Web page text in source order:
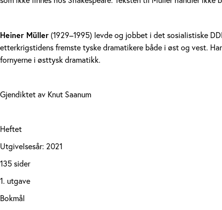
Heiner Müller (1929–1995) levde og jobbet i det sosialistiske
etterkrigstidens fremste tyske dramatikere både i øst og vest.
fornyerne i østtysk dramatikk.
Gjendiktet av Knut Saanum
Heftet
Utgivelsesår: 2021
135 sider
1. utgave
Bokmål